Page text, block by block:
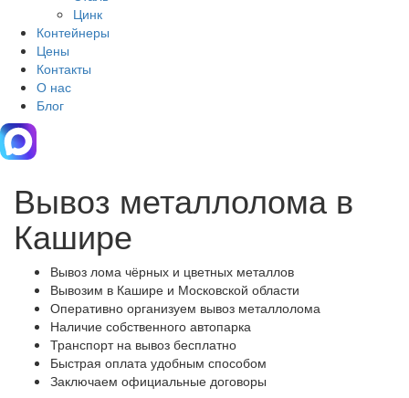
Цинк
Контейнеры
Цены
Контакты
О нас
Блог
Вывоз металлолома в
Кашире
Вывоз лома чёрных и цветных металлов
Вывозим в Кашире и Московской области
Оперативно организуем вывоз металлолома
Наличие собственного автопарка
Транспорт на вывоз бесплатно
Быстрая оплата удобным способом
Заключаем официальные договоры